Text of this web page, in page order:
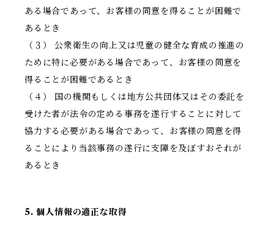
ある場合であって、お客様の同意を得ることが困難で
あるとき
（３） 公衆衛生の向上又は児童の健全な育成の推進の
ために特に必要がある場合であって、お客様の同意を
得ることが困難であるとき
（４） 国の機関もしくは地方公共団体又はその委託を
受けた者が法令の定める事務を遂行することに対して
協力する必要がある場合であって、お客様の同意を得
ることにより当該事務の遂行に支障を及ぼすおそれが
あるとき
5. 個人情報の適正な取得